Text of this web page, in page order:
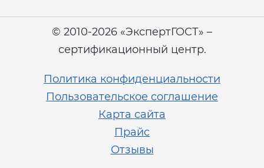
© 2010-2026 «ЭкспертГОСТ» –
сертификационный центр.
Политика конфиденциальности
Пользовательское соглашение
Карта сайта
Прайс
Отзывы